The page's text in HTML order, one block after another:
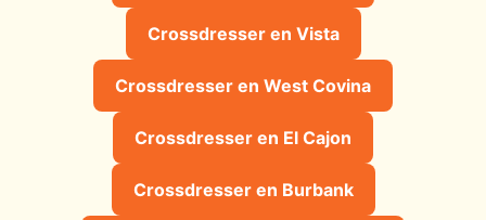
Crossdresser en Vista
Crossdresser en West Covina
Crossdresser en El Cajon
Crossdresser en Burbank